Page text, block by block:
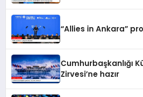
“Allies in Ankara”
Cumhurbaşkanlığı
Zirvesi’ne hazır